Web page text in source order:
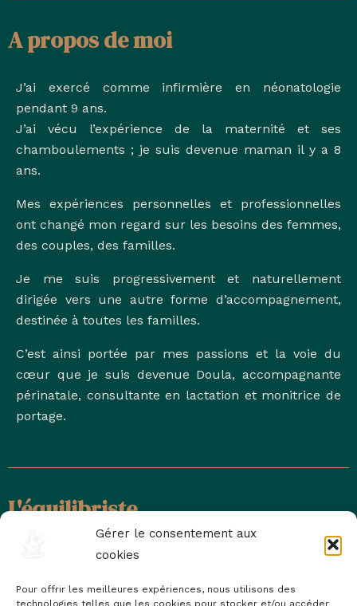
Gérer le consentement aux
cookies
Pour offrir les meilleures expériences, nous utilisons des
technologies telles que les cookies pour stocker et/ou accéder
A propos de moi
J’ai exercé comme infirmière en néonatologie
pendant 9 ans.
J’ai vécu l’expérience de la maternité et ses
chamboulements ; je suis devenue maman il y a 8
ans.
Mes expériences personnelles et professionnelles
ont changé mon regard sur les besoins des femmes,
des couples, des familles.
Je me suis progressivement et naturellement
dirigée vers une autre forme d’accompagnement,
destinée à toutes les familles.
C’est ainsi portée par mes passions et la voie du
cœur que je suis devenue Doula, accompagnante
périnatale, consultante en lactation et monitrice de
portage.
L'équilibriste
Un lieu convivial où l’on se sent comme chez soi.